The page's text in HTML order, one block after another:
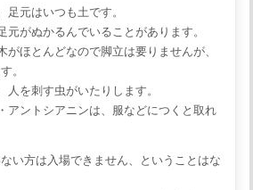
足元はいつも土です。
元がぬかるんでいることがあります。
がほとんどなので脚立は要りませんが、
。
人を刺す虫がいたりします。
アントシアニンは、服などにつくと取れ
い方は入場できません、ということはな